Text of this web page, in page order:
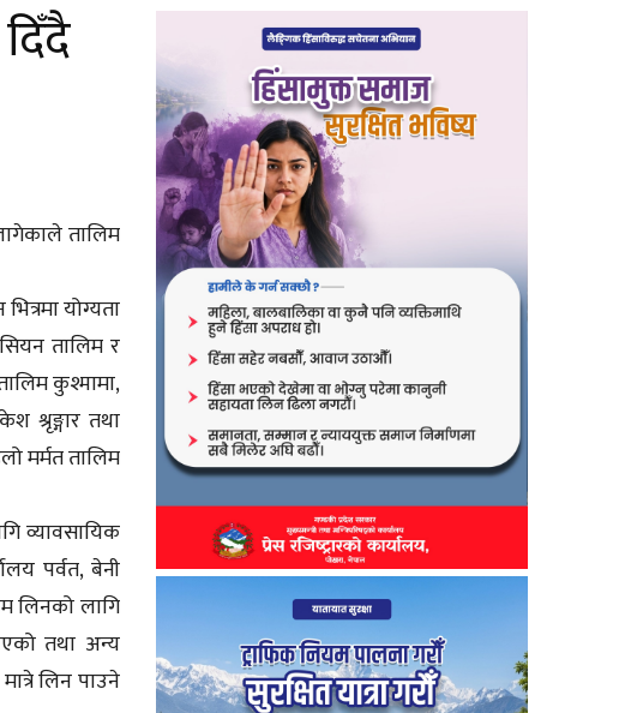
तालिम
योग्यता
तालिम र
कुश्मामा,
श्रृङ्गार तथा
मर्मत तालिम
व्यावसायिक
पर्वत, बेनी
लिनको लागि
तथा अन्य
लिन पाउने